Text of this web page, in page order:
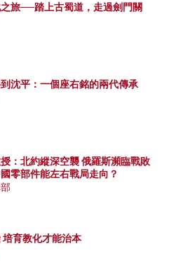
旅──踏上古蜀道，走過劍門關
沈平：一個座右銘的兩代傳承
：北約縱深空襲 俄羅斯瀕臨戰敗
零部件能左右戰局走向？
培育教化才能治本